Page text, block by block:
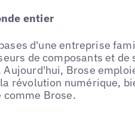
entier
d'une entreprise
de composants et de
Brose
révolution numérique,
Brose.